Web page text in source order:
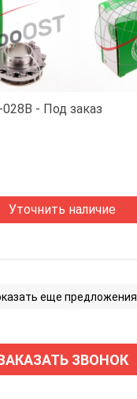
Под заказ
Уточнить наличие
еще предложения
ЗВОНОК